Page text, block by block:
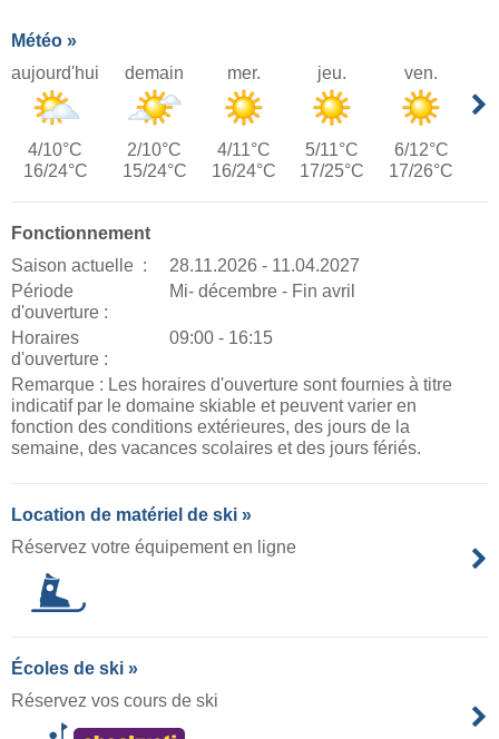
Météo »
aujourd'hui
4/10°C
16/24°C
demain
2/10°C
15/24°C
mer.
4/11°C
16/24°C
jeu.
5/11°C
17/25°C
ven.
6/12°C
17/26°C
Fonctionnement
Saison actuelle :
28.11.2026 - 11.04.2027
Période
d'ouverture :
Mi- décembre - Fin avril
Horaires
d'ouverture :
09:00 - 16:15
Remarque : Les horaires d'ouverture sont fournies à titre
indicatif par le domaine skiable et peuvent varier en
fonction des conditions extérieures, des jours de la
semaine, des vacances scolaires et des jours fériés.
Location de matériel de ski »
Réservez votre équipement en ligne
Écoles de ski »
Réservez vos cours de ski